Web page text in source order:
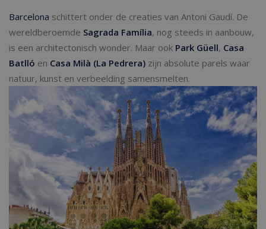
Barcelona schittert onder de creaties van Antoni Gaudí. De
wereldberoemde Sagrada Família, nog steeds in aanbouw,
is een architectonisch wonder. Maar ook Park Güell, Casa
Batlló en Casa Milà (La Pedrera) zijn absolute parels waar
natuur, kunst en verbeelding samensmelten.